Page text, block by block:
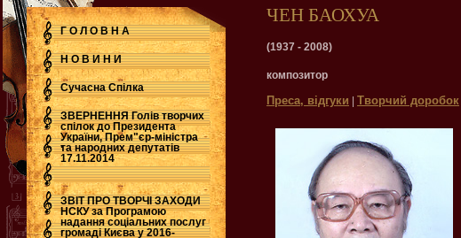
Г О Л О В Н А
Н О В И Н И
Сучасна Cпілка
ЗВЕРНЕННЯ Голів творчих
спілок до Президента
України, Прем"єр-міністра
та народних депутатів
17.11.2014
.
ЗВІТ ПРО ТВОРЧІ ЗАХОДИ
НСКУ за Програмою
надання соціальних послуг
громаді Києва у 2016-
.
ЧЕН БАОХУА
(1937 - 2008)
композитор
Преса, відгуки Творчий доробок